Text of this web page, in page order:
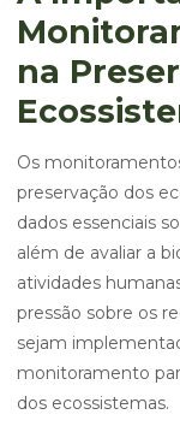
na
Os
preservação dos
dados essenciais
além de avaliar a
atividades
pressão sobre os
sejam
monitoramento
dos ecossistemas.